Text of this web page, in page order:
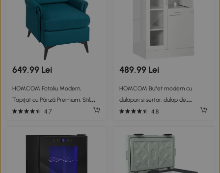
649,99 Lei
HOMCOM Fotoliu Modern,
Tapiţat cu Pânză Premium, Stil
Clasic cu Braţe Rulate, Scaun de
Şemineu
4.7
489,99 Lei
HOMCOM Bufet modern cu
dulapuri si sertar, dulap de
bucatarie cu economie de spatiu
4.8